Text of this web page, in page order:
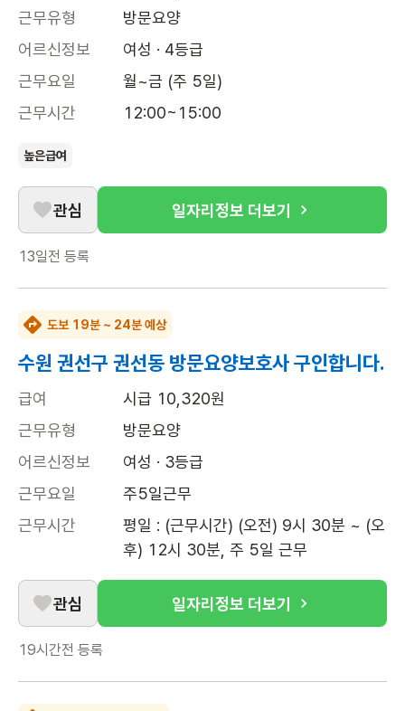
근무유형
방문요양
어르신정보
여성 · 4등급
근무요일
월~금 (주 5일)
근무시간
12:00~15:00
높은급여
관심 일자리정보 더보기
13일전 등록
도보 19분 ~ 24분 예상
수원 권선구 권선동 방문요양보호사 구인합니다.
급여
시급 10,320원
근무유형
방문요양
어르신정보
여성 · 3등급
근무요일
주5일근무
근무시간
평일 : (근무시간) (오전) 9시 30분 ~ (오
후) 12시 30분, 주 5일 근무
관심 일자리정보 더보기
19시간전 등록